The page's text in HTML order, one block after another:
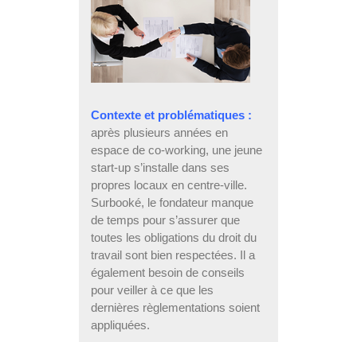
Contexte et problématiques :
après plusieurs années en
espace de co-working, une jeune
start-up s’installe dans ses
propres locaux en centre-ville.
Surbooké, le fondateur manque
de temps pour s’assurer que
toutes les obligations du droit du
travail sont bien respectées. Il a
également besoin de conseils
pour veiller à ce que les
dernières règlementations soient
appliquées.